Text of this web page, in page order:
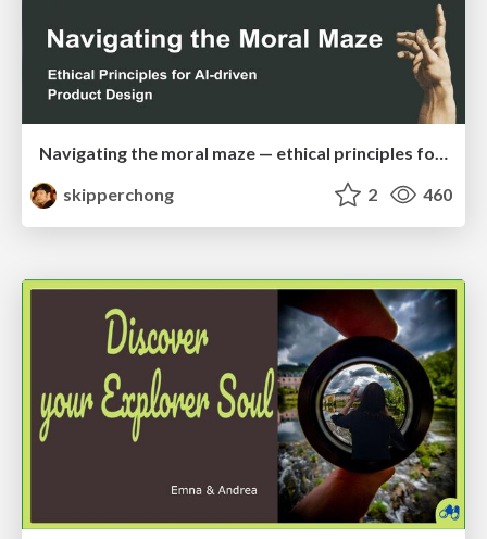
Navigating the moral maze — ethical principles for Al-driven product design
skipperchong
2 460